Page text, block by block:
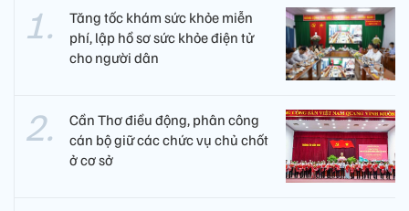
Tăng tốc khám sức khỏe miễn
phí, lập hồ sơ sức khỏe điện tử
cho người dân
Cần Thơ điều động, phân công
cán bộ giữ các chức vụ chủ chốt
ở cơ sở